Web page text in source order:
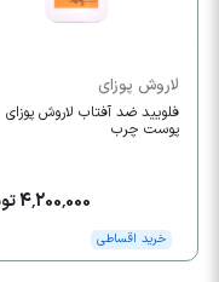
لاروش پوزای
فلویید ضد آفتاب لاروش پوزای
پوست چرب
4,200,000 تومان
خرید اقساطی